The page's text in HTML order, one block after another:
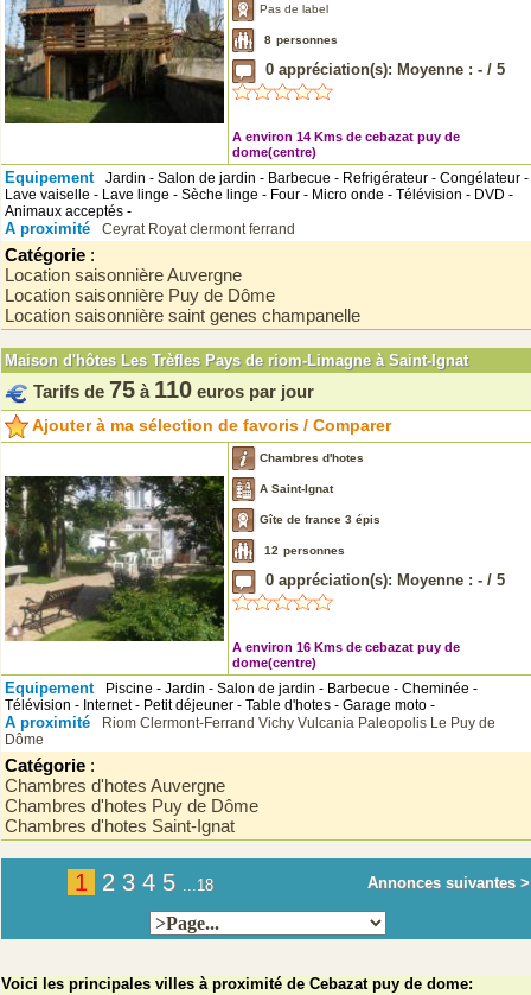
Pas de label
8 personnes
0 appréciation(s): Moyenne : - / 5
A environ 14 Kms de cebazat puy de
dome(centre)
Equipement
Jardin - Salon de jardin - Barbecue - Refrigérateur - Congélateur -
Lave vaiselle - Lave linge - Sèche linge - Four - Micro onde - Télévision - DVD -
Animaux acceptés -
A proximité Ceyrat Royatclermont ferrand
Catégorie :
Location saisonnière Auvergne
Location saisonnière Puy de Dôme
Location saisonnière saint genes champanelle
Maison d'hôtes Les Trèfles Pays de riom-Limagne à Saint-Ignat
Tarifs de 75 à 110 euros par jour
Ajouter à ma sélection de favoris / Comparer
Chambres d'hotes
A Saint-Ignat
Gîte de france 3 épis
12 personnes
0 appréciation(s): Moyenne : - / 5
A environ 16 Kms de cebazat puy de
dome(centre)
Equipement
Piscine - Jardin - Salon de jardin - Barbecue - Cheminée -
Télévision - Internet - Petit déjeuner - Table d'hotes - Garage moto -
A proximité Riom Clermont-Ferrand Vichy Vulcania Paleopolis Le Puy de
Dôme
Catégorie :
Chambres d'hotes Auvergne
Chambres d'hotes Puy de Dôme
Chambres d'hotes Saint-Ignat
1 2 3 4 5 ...18 Annonces suivantes >
Voici les principales villes à proximité de Cebazat puy de dome: